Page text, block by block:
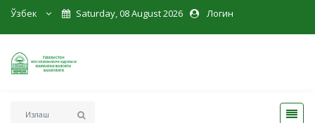
Ўзбек Saturday, 08 August 2026 Логин